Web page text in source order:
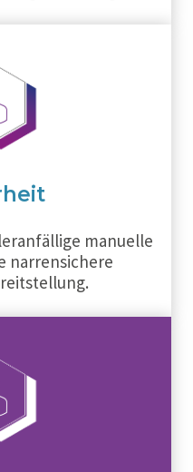
manuelle
narrensichere